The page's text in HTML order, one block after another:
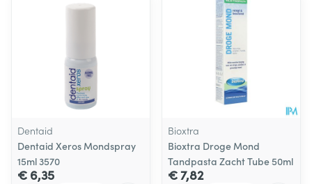
Dentaid
Dentaid Xeros Mondspray
15ml 3570
€ 6,35
Bioxtra
Bioxtra Droge Mond
Tandpasta Zacht Tube 50ml
€ 7,82